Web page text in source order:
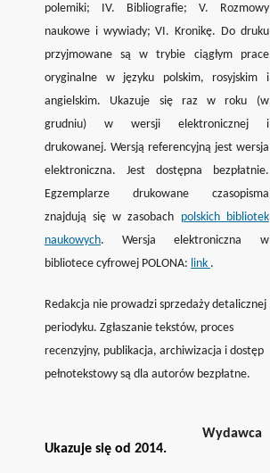
polemiki; IV. Bibliografie; V. Rozmowy
naukowe i wywiady; VI. Kronikę. Do druku
przyjmowane są w trybie ciągłym prace
oryginalne w języku polskim, rosyjskim i
angielskim. Ukazuje się raz w roku (w
grudniu) w wersji elektronicznej i
drukowanej. Wersją referencyjną jest wersja
elektroniczna. Jest dostępna bezpłatnie.
Egzemplarze drukowane czasopisma
znajdują się w zasobach polskich bibliotek
naukowych. Wersja elektroniczna w
bibliotece cyfrowej POLONA: link .
Redakcja nie prowadzi sprzedaży detalicznej
periodyku. Zgłaszanie tekstów, proces
recenzyjny, publikacja, archiwizacja i dostęp
pełnotekstowy są dla autorów bezpłatne.
Ukazuje się od 2014.
Wydawca